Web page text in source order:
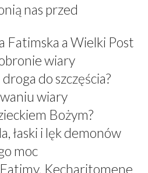
nas przed
Fatimska a Wielki Post
wiary
do szczęścia?
wiary
Bożym?
łaski i lęk demonów
moc
Kecharitomene